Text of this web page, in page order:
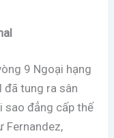
9 Ngoại hạng
đã tung ra sân
sao đẳng cấp thế
Fernandez,